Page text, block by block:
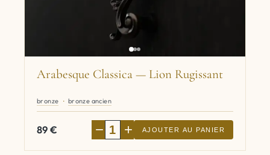
Arabesque Classica — Lion Rugissant
bronze bronze ancien
89€ − + AJOUTER AU PANIER